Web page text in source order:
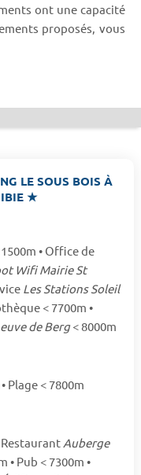
ont une capacité
proposés, vous
LE SOUS BOIS À
★
1500m • Office de
Wifi Mairie St
Les Stations Soleil
< 7700m •
de Berg< 8000m
Plage < 7800m
Restaurant Auberge
• Pub < 7300m •